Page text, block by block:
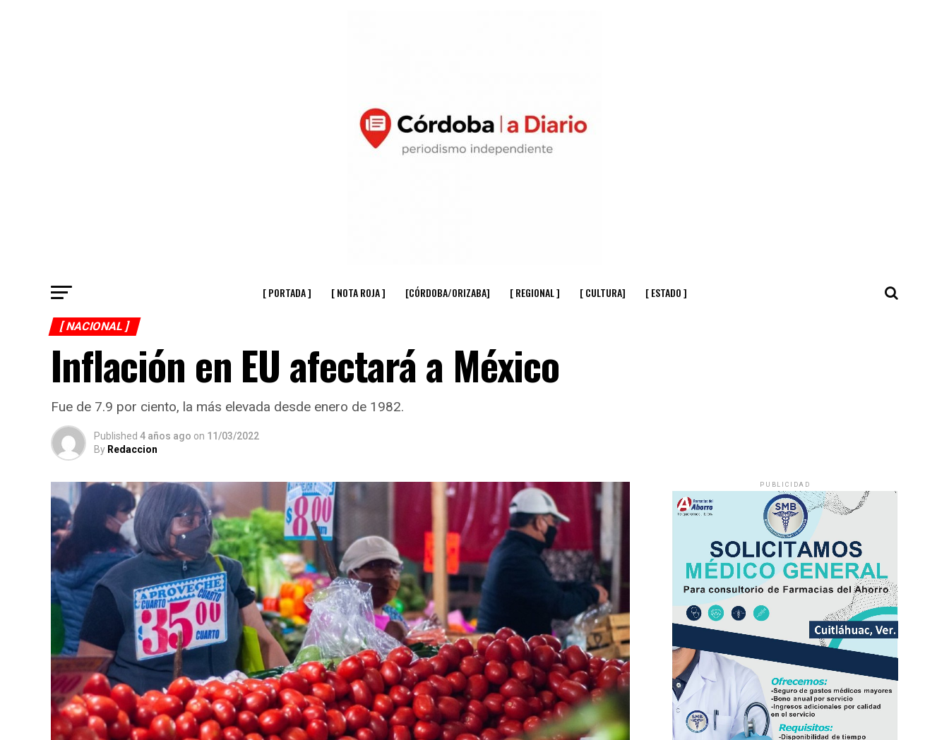
[ PORTADA ] [ NOTA ROJA ] [CÓRDOBA/ORIZABA] [ REGIONAL ] [ CULTURA] [ ESTADO ]
[ NACIONAL ]
Inflación en EU afectará a México
Fue de 7.9 por ciento, la más elevada desde enero de 1982.
Published 4 años ago on 11/03/2022
By Redaccion
PUBLICIDAD